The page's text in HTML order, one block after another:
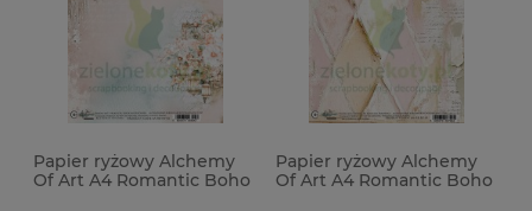
Papier ryżowy Alchemy
Of Art A4 Romantic Boho
Papier ryżowy Alchemy
Of Art A4 Romantic Boho